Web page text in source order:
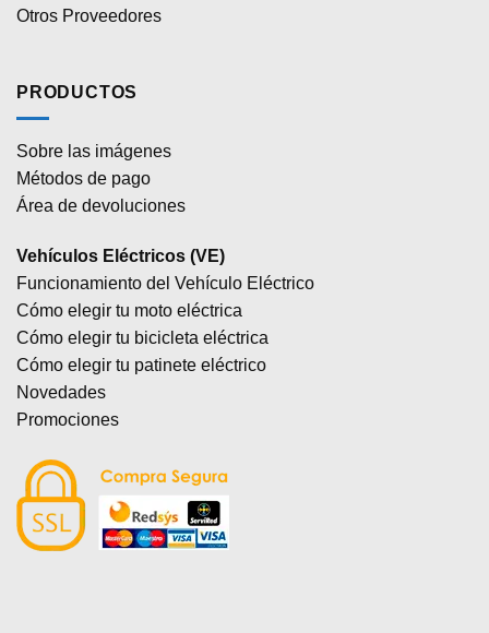
Otros Proveedores
PRODUCTOS
Sobre las imágenes
Métodos de pago
Área de devoluciones
Vehículos Eléctricos (VE)
Funcionamiento del Vehículo Eléctrico
Cómo elegir tu moto eléctrica
Cómo elegir tu bicicleta eléctrica
Cómo elegir tu patinete eléctrico
Novedades
Promociones